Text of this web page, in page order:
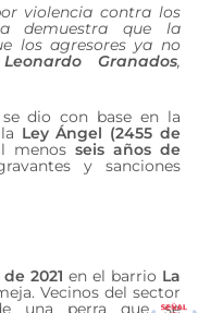
violencia contra los
demuestra que la
los agresores ya no
Leonardo Granados,
dio con base en la
Ley Ángel (2455 de
menos seis años de
y sanciones
2021 en el barrio La
Vecinos del sector
una perra que se